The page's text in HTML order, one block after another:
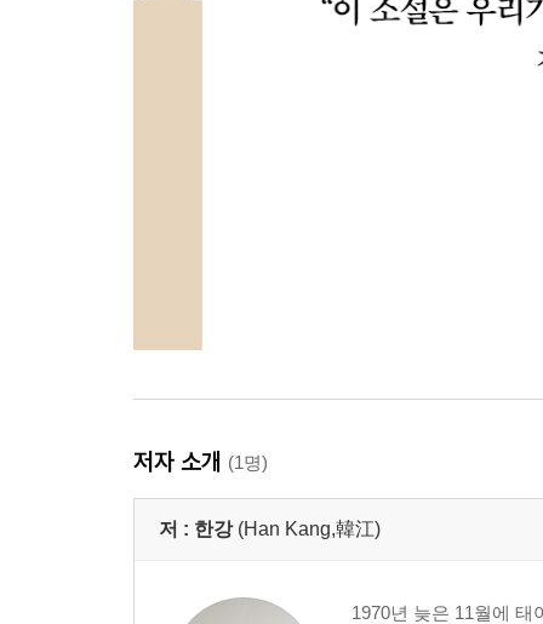
저자 소개 (1명)
저 : 한강 (Han Kang,韓江)
1970년 늦은 11월에